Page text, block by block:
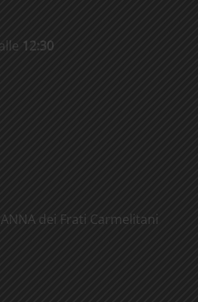
alle 12:30
dei Frati Carmelitani